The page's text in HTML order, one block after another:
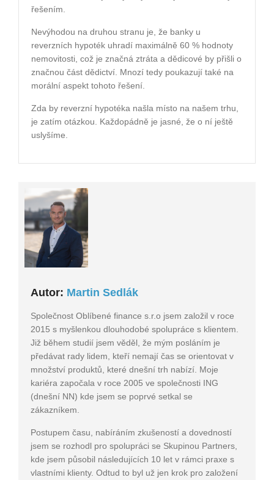
řešením.
Nevýhodou na druhou stranu je, že banky u
reverzních hypoték uhradí maximálně 60 % hodnoty
nemovitosti, což je značná ztráta a dědicové by přišli o
značnou část dědictví. Mnozí tedy poukazují také na
morální aspekt tohoto řešení.
Zda by reverzní hypotéka našla místo na našem trhu,
je zatím otázkou. Každopádně je jasné, že o ní ještě
uslyšíme.
Autor: Martin Sedlák
Společnost Oblíbené finance s.r.o jsem založil v roce
2015 s myšlenkou dlouhodobé spolupráce s klientem.
Již během studií jsem věděl, že mým posláním je
předávat rady lidem, kteří nemají čas se orientovat v
množství produktů, které dnešní trh nabízí. Moje
kariéra započala v roce 2005 ve společnosti ING
(dnešní NN) kde jsem se poprvé setkal se
zákazníkem.
Postupem času, nabíráním zkušeností a dovedností
jsem se rozhodl pro spolupráci se Skupinou Partners,
kde jsem působil následujících 10 let v rámci praxe s
vlastními klienty. Odtud to byl už jen krok pro založení